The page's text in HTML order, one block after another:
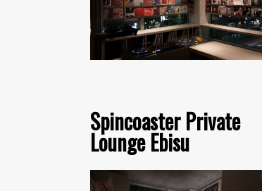
Spincoaster Private
Lounge Ebisu